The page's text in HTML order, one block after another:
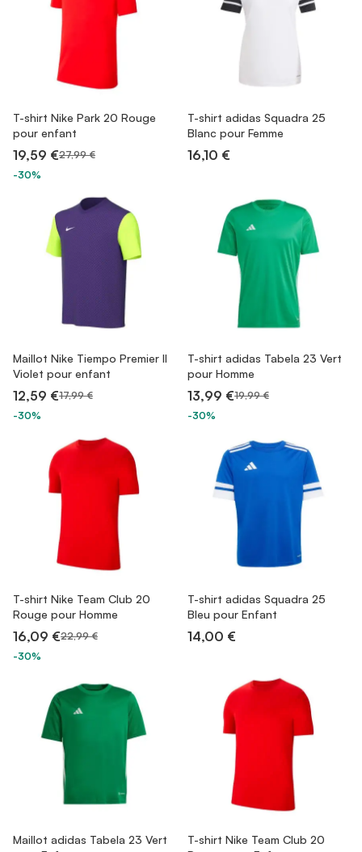
T-shirt Nike Park 20 Rouge
pour enfant
19,59 €27,99 €
-30%
T-shirt adidas Squadra 25
Blanc pour Femme
16,10 €
Maillot Nike Tiempo Premier II
Violet pour enfant
12,59 €17,99 €
-30%
T-shirt adidas Tabela 23 Vert
pour Homme
13,99 €19,99 €
-30%
T-shirt Nike Team Club 20
Rouge pour Homme
16,09 €22,99 €
-30%
T-shirt adidas Squadra 25
Bleu pour Enfant
14,00 €
Maillot adidas Tabela 23 Vert
T-shirt Nike Team Club 20